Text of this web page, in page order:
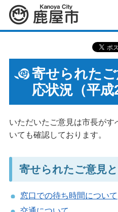
鹿屋市
寄せられた
応状況（平成
いただいたご意見は市長が
いても確認しております。
寄せられたご意見
窓口での待ち時間について